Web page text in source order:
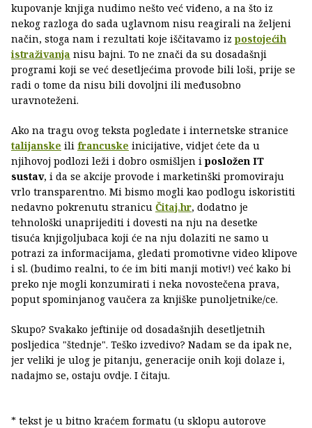
kupovanje knjiga nudimo nešto već viđeno, a na što iz
nekog razloga do sada uglavnom nisu reagirali na željeni
način, stoga nam i rezultati koje iščitavamo iz postojećih
istraživanja nisu bajni. To ne znači da su dosadašnji
programi koji se već desetljećima provode bili loši, prije se
radi o tome da nisu bili dovoljni ili međusobno
uravnoteženi.
Ako na tragu ovog teksta pogledate i internetske stranice
talijanske ili francuske inicijative, vidjet ćete da u
njihovoj podlozi leži i dobro osmišljen i posložen IT
sustav, i da se akcije provode i marketinški promoviraju
vrlo transparentno. Mi bismo mogli kao podlogu iskoristiti
nedavno pokrenutu stranicu Čitaj.hr, dodatno je
tehnološki unaprijediti i dovesti na nju na desetke
tisuća knjigoljubaca koji će na nju dolaziti ne samo u
potrazi za informacijama, gledati promotivne video klipove
i sl. (budimo realni, to će im biti manji motiv!) već kako bi
preko nje mogli konzumirati i neka novostečena prava,
poput spominjanog vaučera za knjiške punoljetnike/ce.
Skupo? Svakako jeftinije od dosadašnjih desetljetnih
posljedica "štednje". Teško izvedivo? Nadam se da ipak ne,
jer veliki je ulog je pitanju, generacije onih koji dolaze i,
nadajmo se, ostaju ovdje. I čitaju.
* tekst je u bitno kraćem formatu (u sklopu autorove